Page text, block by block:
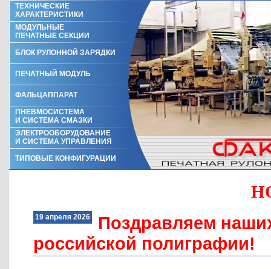
ТЕХНИЧЕСКИЕ
ХАРАКТЕРИСТИКИ
МОДУЛЬНЫЕ
ПЕЧАТНЫЕ СЕКЦИИ
БЛОК РУЛОННОЙ ЗАРЯДКИ
ПЕЧАТНЫЙ МОДУЛЬ
ФАЛЬЦАППАРАТ
ПНЕВМОСИСТЕМА
И СИСТЕМА СМАЗКИ
ЭЛЕКТРООБОРУДОВАНИЕ
И СИСТЕМА УПРАВЛЕНИЯ
ТИПОВЫЕ КОНФИГУРАЦИИ
19 апреля 2026
Поздравляем
российской полиграфии!